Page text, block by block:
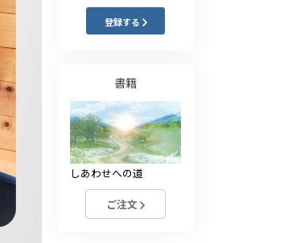
感情のトーン・スケール
薬物に対する解決策
子ども
職場のためのツール
エシックスとコンディション
抑圧の原因
登録する
書籍
しあわせへの道
ご注文